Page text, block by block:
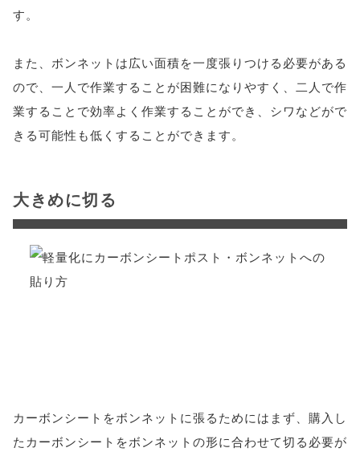
す。
また、ボンネットは広い面積を一度張りつける必要がある
ので、一人で作業することが困難になりやすく、二人で作
業することで効率よく作業することができ、シワなどがで
きる可能性も低くすることができます。
大きめに切る
カーボンシートをボンネットに張るためにはまず、購入し
たカーボンシートをボンネットの形に合わせて切る必要が